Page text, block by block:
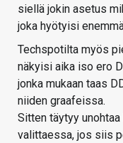
siellä jokin asetus
joka hyötyisi
Techspotilta myös
näkyisi aika iso ero
jonka mukaan taas
niiden graafeissa.
Sitten täytyy
valittaessa, jos siis